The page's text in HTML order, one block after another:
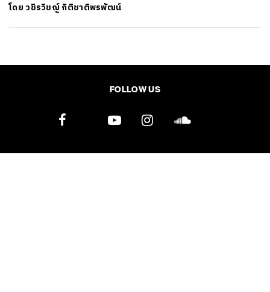
โดยวชิรวิชญ์ กิติชาติพรพัฒน์
FOLLOW US